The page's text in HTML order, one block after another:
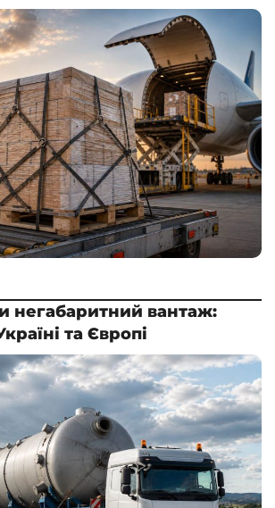
негабаритний вантаж:
та Європі